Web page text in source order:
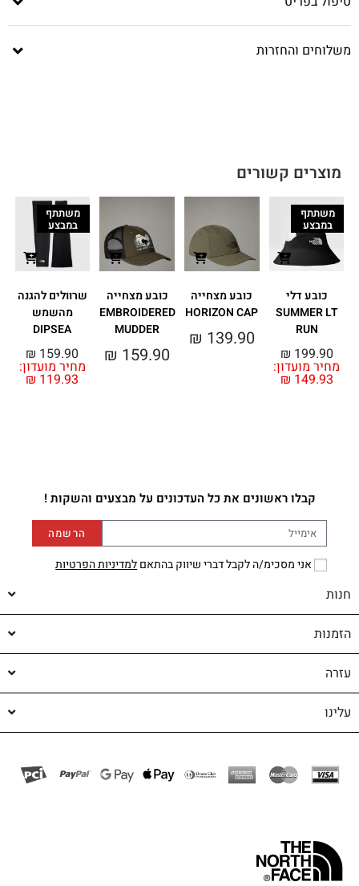
משלוחים והחזרות
מוצרים קשורים
משתתף
במבצע
כובע דלי
SUMMER LT
RUN
מחיר מועדון:
₪ 149.93
₪ 199.90
כובע מצחייה
HORIZON CAP
₪ 139.90
כובע מצחייה
EMBROIDERED
MUDDER
₪ 159.90
משתתף
במבצע
שרוולים להגנה
מהשמש
DIPSEA
מחיר מועדון:
₪ 119.93
₪ 159.90
קבלו ראשונים את כל העדכונים על מבצעים והשקות !
אני מסכימ/ה לקבל דברי שיווק בהתאםלמדיניות הפרטיות
הרשמה
חנות
הזמנות
עזרה
עלינו